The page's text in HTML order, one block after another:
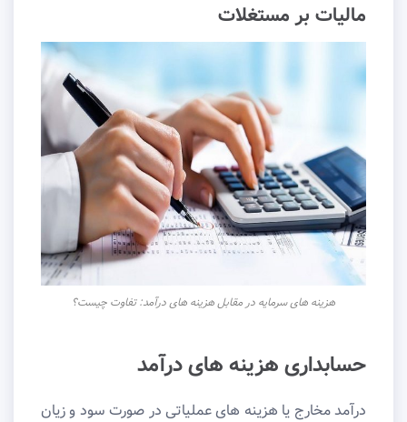
مالیات بر مستغلات
هزینه های سرمایه در مقابل هزینه های درآمد: تفاوت چیست؟
حسابداری هزینه های درآمد
درآمد مخارج یا هزینه های عملیاتی در صورت سود و زیان